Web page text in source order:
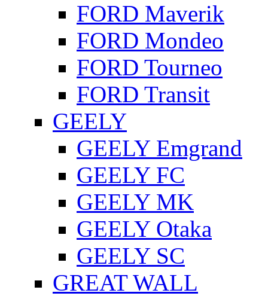
FORD Maverik
FORD Mondeo
FORD Tourneo
FORD Transit
GEELY
GEELY Emgrand
GEELY FC
GEELY MK
GEELY Otaka
GEELY SC
GREAT WALL